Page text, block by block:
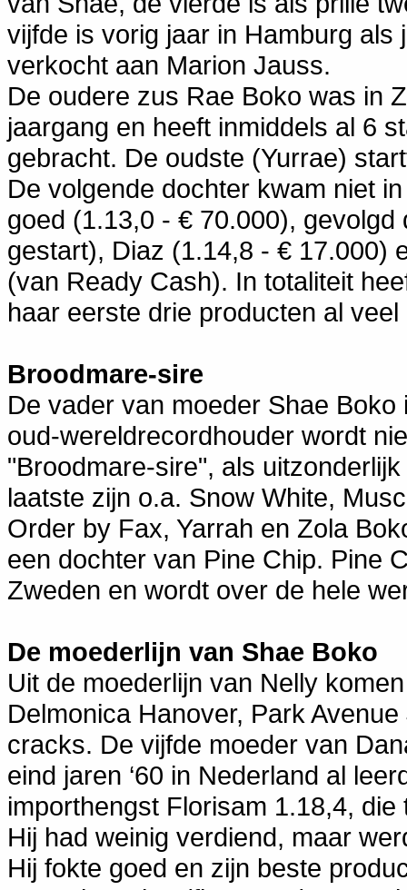
vijfde is vorig jaar in Hamburg
verkocht aan Marion Jauss.
De oudere zus Rae Boko was in
jaargang en heeft inmiddels al 6
gebracht. De oudste (Yurrae)
De volgende dochter kwam niet
goed (1.13,0 - € 70.000),
gestart), Diaz (1.14,8 - € 17.000)
(van Ready Cash). In totaliteit
haar eerste drie producten al
Broodmare-sire
De vader van moeder Shae
oud-wereldrecordhouder wordt
"Broodmare-sire", als
laatste zijn o.a. Snow White,
Order by Fax, Yarrah en Zola
een dochter van Pine Chip. Pine
Zweden en wordt over de hele
De moederlijn van Shae Boko
Uit de moederlijn van Nelly
Delmonica Hanover, Park
cracks. De vijfde moeder van
eind jaren ‘60 in Nederland al
importhengst Florisam 1.18,4,
Hij had weinig verdiend, maar
Hij fokte goed en zijn beste